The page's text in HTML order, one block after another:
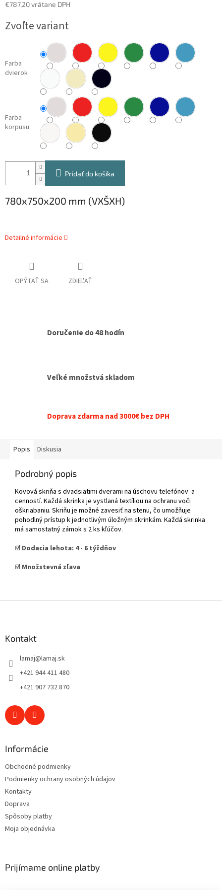
€787,20 vrátane DPH
cena:
Zvoľte variant
Farba
dvierok
Farba
korpusu
Pridať do košíka
780x750x200 mm (VXŠXH)
Detailné informácie
OPÝTAŤ SA ZDIEĽAŤ
Doručenie do 48 hodín
Veľké množstvá skladom
Doprava zdarma nad 3000€ bez DPH
Popis Diskusia
Podrobný popis
Kovová skriňa s dvadsiatimi dverami na úschovu telefónov a
cenností. Každá skrinka je vystlaná textíliou na ochranu voči
oškriabaniu. Skriňu je možné zavesiť na stenu, čo umožňuje
pohodlný prístup k jednotlivým úložným skrinkám. Každá skrinka
má samostatný zámok s 2 ks kľúčov.
☑️ Dodacia lehota: 4 - 6 týždňov
☑️ Množstevná zľava
Kontakt
lamaj@lamaj.sk
+421 944 411 480
+421 907 732 870
Informácie
Obchodné podmienky
Podmienky ochrany osobných údajov
Kontakty
Doprava
Spôsoby platby
Moja objednávka
Prijímame online platby